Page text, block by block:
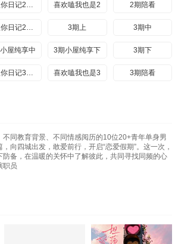
20260707 20260708期上
20260708期纯享上 20260709
20260709期抢先 20260710
20260714 20260715期上
期下 20260719 20260720
期上
20260729期纯享下 20260730期上
喜欢你日记2期上 喜欢嗑我也是2 2期陪看
喜欢你日记2期下 3期上 3期中
屋纯享中 3期小屋纯享下 3期下
喜欢你日记3期上 喜欢嗑我也是3 3期陪看
四 三 四
记4期上
6期超长抢先
同教育背景、不同情感阅历的10位20+青年单身男
向四城出发，敢爱前行，开启“恋爱假期”。这一次，
备，在温暖的关怀中了解彼此，共同寻找同频的心
职员